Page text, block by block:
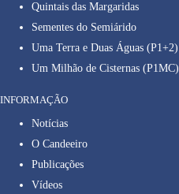
Quintais das Margaridas
Sementes do Semiárido
Uma Terra e Duas Águas (P1+2)
Um Milhão de Cisternas (P1MC)
INFORMAÇÃO
Notícias
O Candeeiro
Publicações
Vídeos